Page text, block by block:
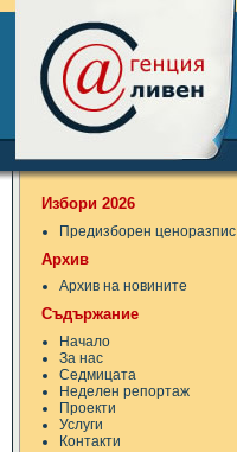
Избори 2026
Предизборен ценоразпис
Архив
Архив на новините
Съдържание
Начало
За нас
Седмицата
Неделен репортаж
Проекти
Услуги
Контакти